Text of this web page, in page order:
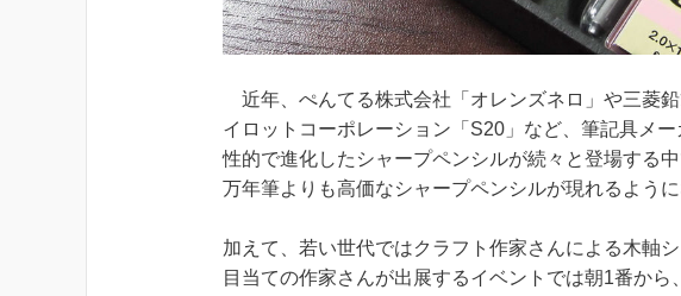
近年、ぺんてる株式会社「オレンズネロ」や三菱
イロットコーポレーション「S20」など、筆記具メ
性的で進化したシャープペンシルが続々と登場する
万年筆よりも高価なシャープペンシルが現れるように
加えて、若い世代ではクラフト作家さんによる木軸
目当ての作家さんが出展するイベントでは朝1番か